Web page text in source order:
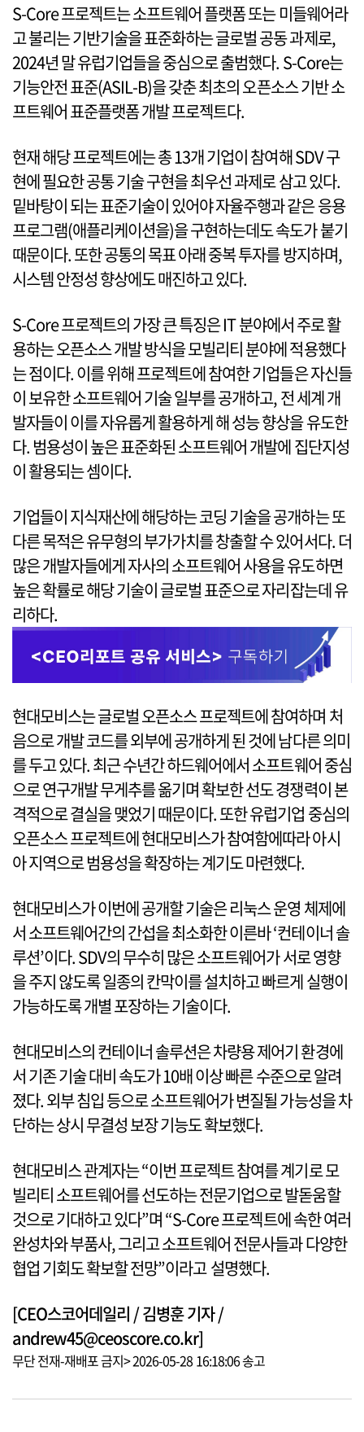
S-Core 프로젝트는 소프트웨어 플랫폼 또는 미들웨어라
고 불리는 기반기술을 표준화하는 글로벌 공동 과제로,
2024년 말 유럽기업들을 중심으로 출범했다. S-Core는
기능안전 표준(ASIL-B)을 갖춘 최초의 오픈소스 기반 소
프트웨어 표준플랫폼 개발 프로젝트다.
현재 해당 프로젝트에는 총 13개 기업이 참여해 SDV 구
현에 필요한 공통 기술 구현을 최우선 과제로 삼고 있다.
밑바탕이 되는 표준기술이 있어야 자율주행과 같은 응용
프로그램(애플리케이션을)을 구현하는데도 속도가 붙기
때문이다. 또한 공통의 목표 아래 중복 투자를 방지하며,
시스템 안정성 향상에도 매진하고 있다.
S-Core 프로젝트의 가장 큰 특징은 IT 분야에서 주로 활
용하는 오픈소스 개발 방식을 모빌리티 분야에 적용했다
는 점이다. 이를 위해 프로젝트에 참여한 기업들은 자신들
이 보유한 소프트웨어 기술 일부를 공개하고, 전 세계 개
발자들이 이를 자유롭게 활용하게 해 성능 향상을 유도한
다. 범용성이 높은 표준화된 소프트웨어 개발에 집단지성
이 활용되는 셈이다.
기업들이 지식재산에 해당하는 코딩 기술을 공개하는 또
다른 목적은 유무형의 부가가치를 창출할 수 있어서다. 더
많은 개발자들에게 자사의 소프트웨어 사용을 유도하면
높은 확률로 해당 기술이 글로벌 표준으로 자리잡는데 유
리하다.
현대모비스는 글로벌 오픈소스 프로젝트에 참여하며 처
음으로 개발 코드를 외부에 공개하게 된 것에 남다른 의미
를 두고 있다. 최근 수년간 하드웨어에서 소프트웨어 중심
으로 연구개발 무게추를 옮기며 확보한 선도 경쟁력이 본
격적으로 결실을 맺었기 때문이다. 또한 유럽기업 중심의
오픈소스 프로젝트에 현대모비스가 참여함에따라 아시
아 지역으로 범용성을 확장하는 계기도 마련했다.
현대모비스가 이번에 공개할 기술은 리눅스 운영 체제에
서 소프트웨어간의 간섭을 최소화한 이른바 ‘컨테이너 솔
루션’이다. SDV의 무수히 많은 소프트웨어가 서로 영향
을 주지 않도록 일종의 칸막이를 설치하고 빠르게 실행이
가능하도록 개별 포장하는 기술이다.
현대모비스의 컨테이너 솔루션은 차량용 제어기 환경에
서 기존 기술 대비 속도가 10배 이상 빠른 수준으로 알려
졌다. 외부 침입 등으로 소프트웨어가 변질될 가능성을 차
단하는 상시 무결성 보장 기능도 확보했다.
현대모비스 관계자는 “이번 프로젝트 참여를 계기로 모
빌리티 소프트웨어를 선도하는 전문기업으로 발돋움할
것으로 기대하고 있다”며 “S-Core 프로젝트에 속한 여러
완성차와 부품사, 그리고 소프트웨어 전문사들과 다양한
협업 기회도 확보할 전망”이라고 설명했다.
[CEO스코어데일리 / 김병훈 기자 /
andrew45@ceoscore.co.kr]
무단 전재-재배포 금지> 2026-05-28 16:18:06 송고